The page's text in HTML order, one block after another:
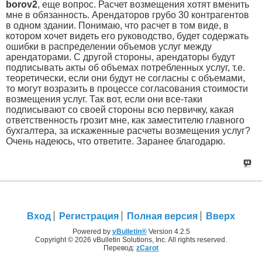
borov2, еще вопрос. Расчет возмещения хотят вменить
мне в обязанность. Арендаторов грубо 30 контрагентов
в одном здании. Понимаю, что расчет в том виде, в
котором хочет видеть его руководство, будет содержать
ошибки в распределении объемов услуг между
арендаторами. С другой стороны, арендаторы будут
подписывать акты об объемах потребленных услуг, т.е.
теоретически, если они будут не согласны с объемами,
то могут возразить в процессе согласования стоимости
возмещения услуг. Так вот, если они все-таки
подписывают со своей стороны всю первичку, какая
ответственность грозит мне, как заместителю главного
бухгалтера, за искаженные расчеты возмещения услуг?
Очень надеюсь, что ответите. Заранее благодарю.
Вход Регистрация Полная версия Вверх
Powered by vBulletin®Version 4.2.5
Copyright © 2026 vBulletin Solutions, Inc. All rights reserved.
Перевод: zCarot